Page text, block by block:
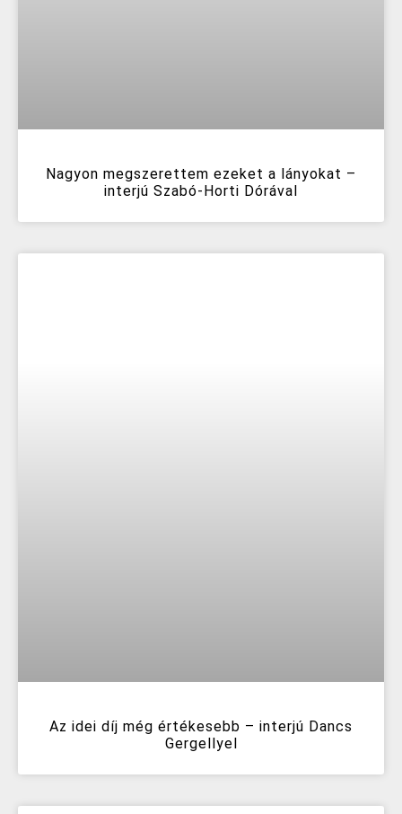
Nagyon megszerettem ezeket a lányokat –
interjú Szabó-Horti Dórával
Az idei díj még értékesebb – interjú Dancs
Gergellyel